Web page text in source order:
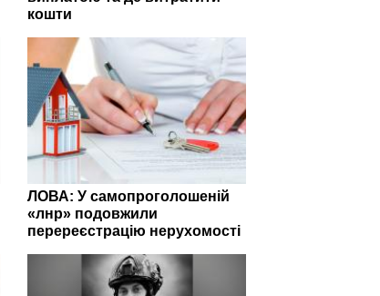
кошти
ЛОВА: У самопроголошеній
«лнр» подовжили
перереєстрацію нерухомості